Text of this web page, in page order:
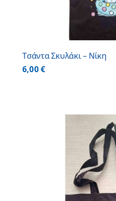
Τσάντα Σκυλάκι – Νίκη
6,00€